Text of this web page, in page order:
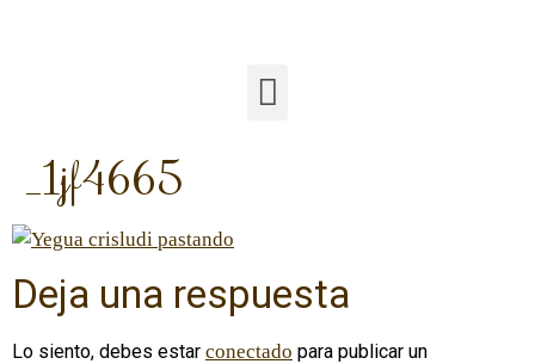
_1jf4665
Deja una respuesta
Lo siento, debes estar conectado para publicar un